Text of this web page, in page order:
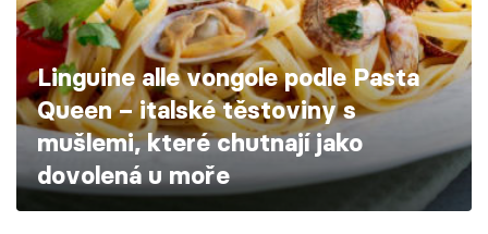
Škola vaření
Recepty z TV
Speciál: Cuketa
Těhotnej kuchař
Linguine alle vongole podle Pasta
Queen – italské těstoviny s
mušlemi, které chutnají jako
dovolená u moře